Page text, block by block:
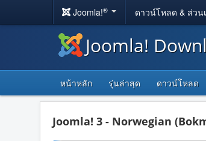
Joomla!® ดาวน์โหลด & ส่วน
Joomla!
หน้าหลัก รุ่นล่าสุด ดาวน์โหลด
Joomla! 3 - Norwegian